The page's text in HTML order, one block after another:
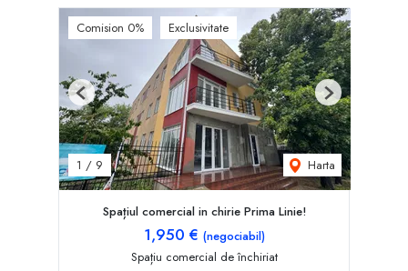
Comision 0% Exclusivitate
1 / 9 Harta
Previous Next
Spațiul comercial in chirie Prima Linie!
1,950 € (negociabil)
Spațiu comercial de închiriat